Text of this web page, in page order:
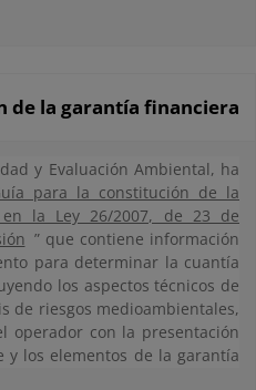
de la garantía financiera
y Evaluación Ambiental, ha
para la constitución de la
la Ley 26/2007, de 23 de
” que contiene información
para determinar la cuantía
los aspectos técnicos de
de riesgos medioambientales,
operador con la presentación
y los elementos de la garantía